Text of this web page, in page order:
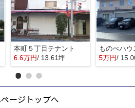
本町５丁目テナント
6.6万円/ 13.61坪
ものべハウ
5万円/
ページトップへ